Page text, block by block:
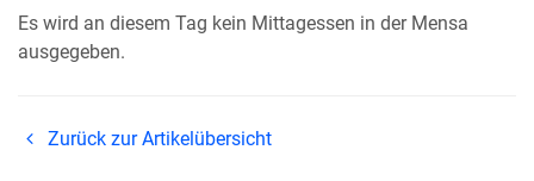
Es wird an diesem Tag kein Mittagessen in der Mensa
ausgegeben.
Zurück zur Artikelübersicht